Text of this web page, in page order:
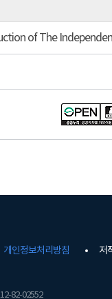
공공누리공
개인정보처리방침 저
82-02552